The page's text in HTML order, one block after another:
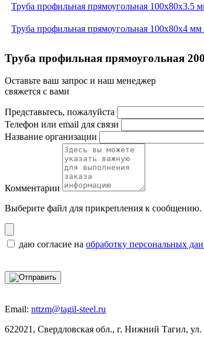
Труба профильная прямоугольная
Труба профильная прямоугольная 100x80x4
Труба профильная прямоугольная
Оставьте ваш запрос и наш менеджер
свяжется с вами
Представьтесь, пожалуйста
Телефон или email для связи
Название организации
Комментарии
Выберите файл для прикрепления к сообщению.
даю согласие на обработку персональных
Email: nttzm@tagil-steel.ru
622021, Свердловская обл., г. Нижний Тагил,